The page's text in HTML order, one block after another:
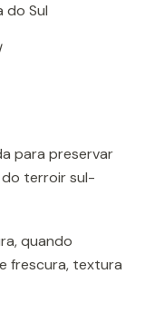
do Sul
para preservar
terroir sul-
quando
frescura, textura